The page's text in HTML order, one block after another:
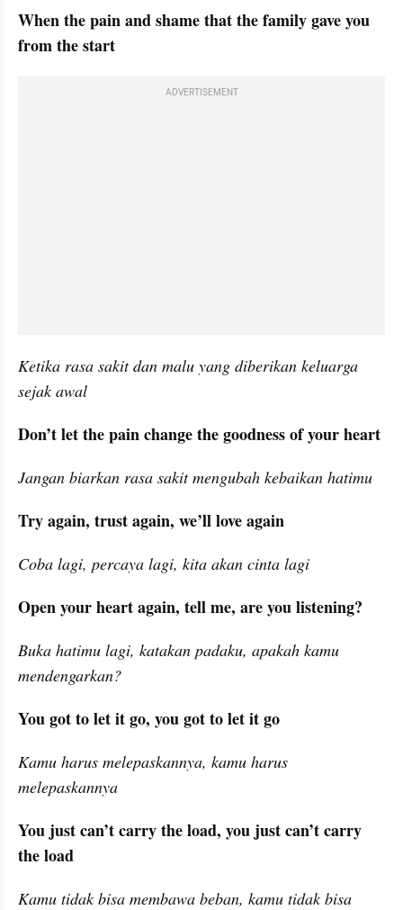
When the pain and shame that the family gave you
from the start
ADVERTISEMENT
Ketika rasa sakit dan malu yang diberikan keluarga
sejak awal
Don’t let the pain change the goodness of your heart
Jangan biarkan rasa sakit mengubah kebaikan hatimu
Try again, trust again, we’ll love again
Coba lagi, percaya lagi, kita akan cinta lagi
Open your heart again, tell me, are you listening?
Buka hatimu lagi, katakan padaku, apakah kamu
mendengarkan?
You got to let it go, you got to let it go
Kamu harus melepaskannya, kamu harus
melepaskannya
You just can’t carry the load, you just can’t carry
the load
Kamu tidak bisa membawa beban, kamu tidak bisa